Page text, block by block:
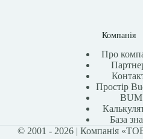
Компанія
Про
Простір
BUM
База
© 2001 - 2026 | Компанія «ТОВ